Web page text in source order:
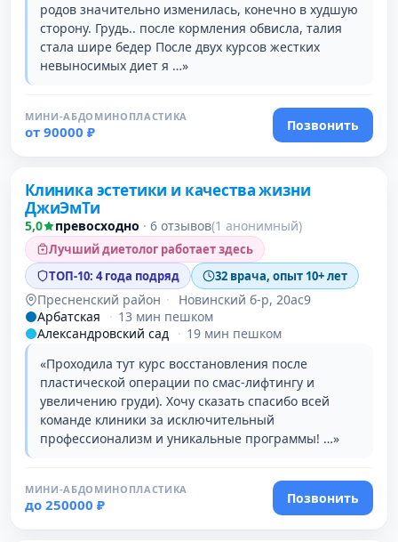
родов значительно изменилась, конечно в худшую
сторону. Грудь.. после кормления обвисла, талия
стала шире бедер После двух курсов жестких
невыносимых диет я …»
МИНИ-АБДОМИНОПЛАСТИКА
от 90000 ₽ Позвонить
Клиника эстетики и качества жизни
ДжиЭмТи
5,0 превосходно · 6 отзывов(1 анонимный)
Лучший диетолог работает здесь
ТОП-10: 4 года подряд
32 врача, опыт 10+ лет
Пресненский район ·
Новинский б-р, 20ас9
Арбатская
· 13 мин пешком
Александровский сад · 19 мин пешком
«Проходила тут курс восстановления после
пластической операции по смас-лифтингу и
увеличению груди). Хочу сказать спасибо всей
команде клиники за исключительный
профессионализм и уникальные программы! …»
МИНИ-АБДОМИНОПЛАСТИКА
до 250000 ₽
Позвонить
Проверено давно